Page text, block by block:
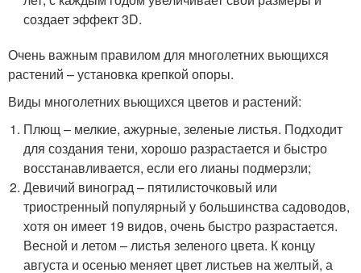
создает эффект 3D.
Очень важным правилом для многолетних вьющихся
растений – установка крепкой опоры.
Виды многолетних вьющихся цветов и растений:
Плющ – мелкие, ажурные, зеленые листья. Подходит
для создания тени, хорошо разрастается и быстро
восстанавливается, если его лианы подмерзли;
Девичий виноград – пятилисточковый или
триостренный популярный у большинства садоводов,
хотя он имеет 19 видов, очень быстро разрастается.
Весной и летом – листья зеленого цвета. К концу
августа и осенью меняет цвет листьев на желтый, а